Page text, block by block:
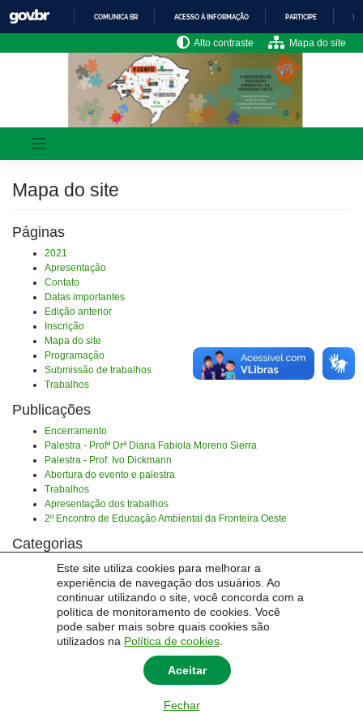
Este site utiliza cookies para melhorar a
experiência de navegação dos usuários. Ao
continuar utilizando o site, você concorda com a
política de monitoramento de cookies. Você
pode saber mais sobre quais cookies são
utilizados na Política de cookies
Aceitar
Fechar
content
IR
PARA
CONTEÚDO
COMUNICA BR ACESSO À INFORMAÇÃO PARTICIPE
Alto contraste Mapa do site
Mapa do site
Páginas
2021
Apresentação
Contato
Datas importantes
Edição anterior
Inscrição
Mapa do site
Programação
Submissão de trabalhos
Trabalhos
Publicações
Encerramento
Palestra - Profª Drª Diana Fabiola Moreno Sierra
Palestra - Prof. Ivo Dickmann
Abertura do evento e palestra
Trabalhos
Apresentação dos trabalhos
2º Encontro de Educação Ambiental da Fronteira Oeste
Categorias
Sem categoria
Não há tags.
Encontro de Educação Ambiental da Fronteria Oeste